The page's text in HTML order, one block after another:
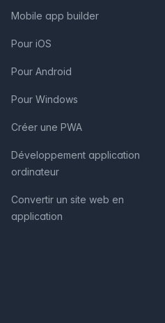
Mobile app builder
Pour iOS
Pour Android
Pour Windows
Créer une PWA
Développement application
ordinateur
Convertir un site web en
application